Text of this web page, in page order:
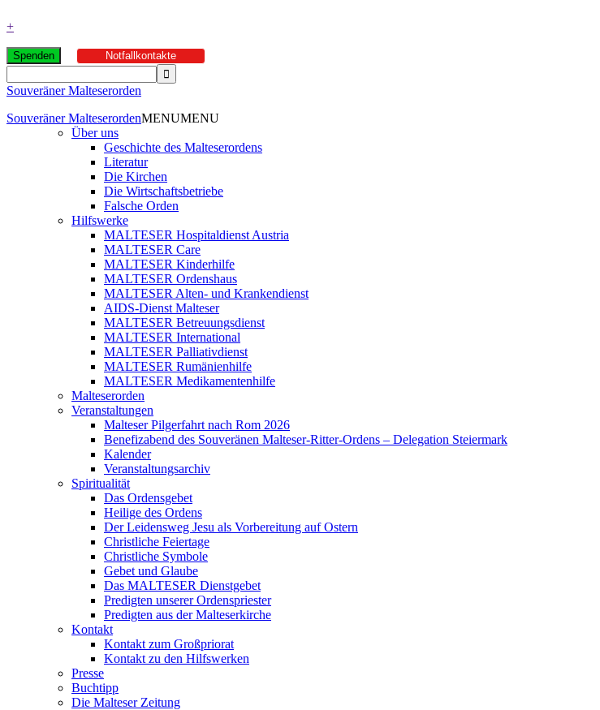
+
Spenden Notfallkontakte
Souveräner Malteserorden
Souveräner MalteserordenMENUMENU
Über uns
Geschichte des Malteserordens
Literatur
Die Kirchen
Die Wirtschaftsbetriebe
Falsche Orden
Hilfswerke
MALTESER Hospitaldienst Austria
MALTESER Care
MALTESER Kinderhilfe
MALTESER Ordenshaus
MALTESER Alten- und Krankendienst
AIDS-Dienst Malteser
MALTESER Betreuungsdienst
MALTESER International
MALTESER Palliativdienst
MALTESER Rumänienhilfe
MALTESER Medikamentenhilfe
Malteserorden
Veranstaltungen
Malteser Pilgerfahrt nach Rom 2026
Benefizabend des Souveränen Malteser-Ritter-Ordens – Delegation Steiermark
Kalender
Veranstaltungsarchiv
Spiritualität
Das Ordensgebet
Heilige des Ordens
Der Leidensweg Jesu als Vorbereitung auf Ostern
Christliche Feiertage
Christliche Symbole
Gebet und Glaube
Das MALTESER Dienstgebet
Predigten unserer Ordenspriester
Predigten aus der Malteserkirche
Kontakt
Kontakt zum Großpriorat
Kontakt zu den Hilfswerken
Presse
Buchtipp
Die Malteser Zeitung